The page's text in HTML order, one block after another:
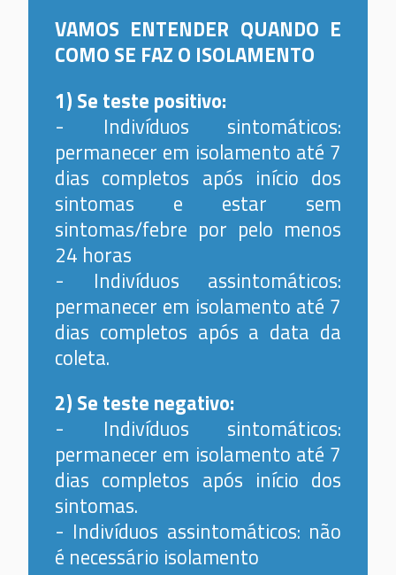
VAMOS ENTENDER QUANDO E
COMO SE FAZ O ISOLAMENTO
1) Se teste positivo:
- Indivíduos sintomáticos:
permanecer em isolamento até 7
dias completos após início dos
sintomas e estar sem
sintomas/febre por pelo menos
24 horas
- Indivíduos assintomáticos:
permanecer em isolamento até 7
dias completos após a data da
coleta.
2) Se teste negativo:
- Indivíduos sintomáticos:
permanecer em isolamento até 7
dias completos após início dos
sintomas.
- Indivíduos assintomáticos: não
é necessário isolamento